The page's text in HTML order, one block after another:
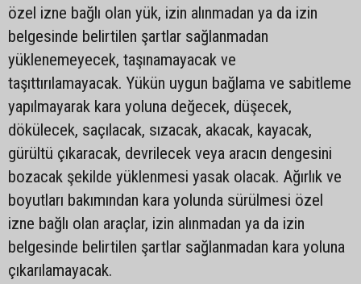
özel izne bağlı olan yük, izin alınmadan ya da izin
belgesinde belirtilen şartlar sağlanmadan
yüklenemeyecek, taşınamayacak ve
taşıttırılamayacak. Yükün uygun bağlama ve sabitleme
yapılmayarak kara yoluna değecek, düşecek,
dökülecek, saçılacak, sızacak, akacak, kayacak,
gürültü çıkaracak, devrilecek veya aracın dengesini
bozacak şekilde yüklenmesi yasak olacak. Ağırlık ve
boyutları bakımından kara yolunda sürülmesi özel
izne bağlı olan araçlar, izin alınmadan ya da izin
belgesinde belirtilen şartlar sağlanmadan kara yoluna
çıkarılamayacak.